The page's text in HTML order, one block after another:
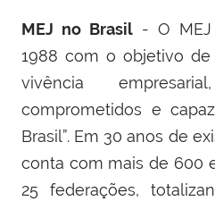
MEJ no Brasil - O
1988 com o objetivo de
vivência
comprometidos e
Brasil”. Em 30 anos de
conta com mais de 600
25 federações,